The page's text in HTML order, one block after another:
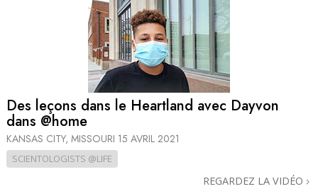
Des leçons dans le Heartland avec Dayvon
dans @home
KANSAS CITY, MISSOURI 15 AVRIL 2021
SCIENTOLOGISTS @LIFE
REGARDEZ LA VIDÉO